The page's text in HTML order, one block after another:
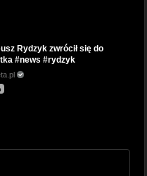
Rydzyk zwrócił się do
#news #rydzyk